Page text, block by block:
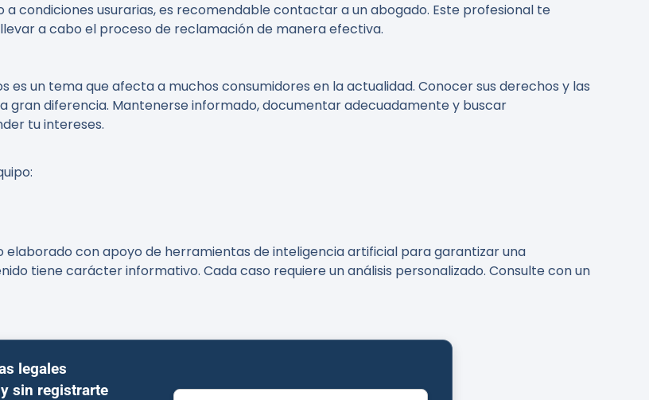
condiciones usurarias, es recomendable contactar a un abogado. Este profesional te
a cabo el proceso de reclamación de manera efectiva.
es un tema que afecta a muchos consumidores en la actualidad. Conocer sus derechos y las
gran diferencia. Mantenerse informado, documentar adecuadamente y buscar
tu intereses.
elaborado con apoyo de herramientas de inteligencia artificial para garantizar una
tiene carácter informativo. Cada caso requiere un análisis personalizado. Consulte con un
legales
sin registrarte